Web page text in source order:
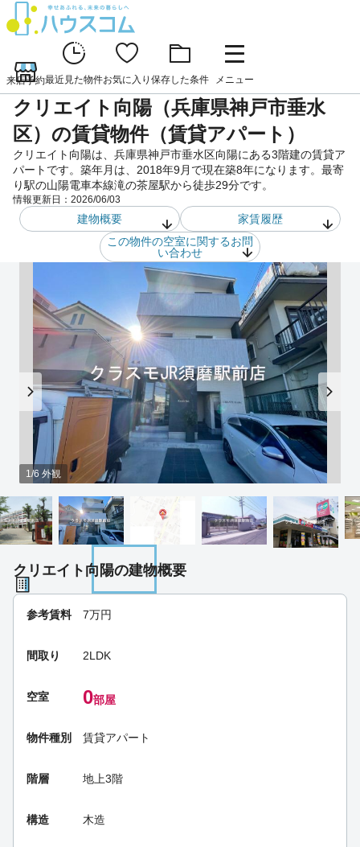
来店予約最近見た物件お気に入り 保存した条件 メニュー
クリエイト向陽（兵庫県神戸市垂水
区）の賃貸物件（賃貸アパート）
クリエイト向陽は、兵庫県神戸市垂水区向陽にある3階建の賃貸ア
パートです。築年月は、2018年9月で現在築8年になります。最寄
り駅の山陽電車本線滝の茶屋駅から徒歩29分です。
情報更新日： 2026/06/03
建物概要
家賃履歴
この物件の空室に関するお問
い合わせ
1/6 外観
クリエイト向陽の建物概要
参考賃料 7万円
間取り 2LDK
空室 0部屋
物件種別 賃貸アパート
階層 地上3階
構造 木造